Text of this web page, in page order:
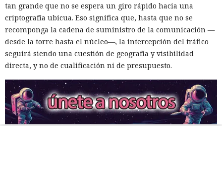
tan grande que no se espera un giro rápido hacia una
criptografía ubicua. Eso significa que, hasta que no se
recomponga la cadena de suministro de la comunicación —
desde la torre hasta el núcleo—, la intercepción del tráfico
seguirá siendo una cuestión de geografía y visibilidad
directa, y no de cualificación ni de presupuesto.